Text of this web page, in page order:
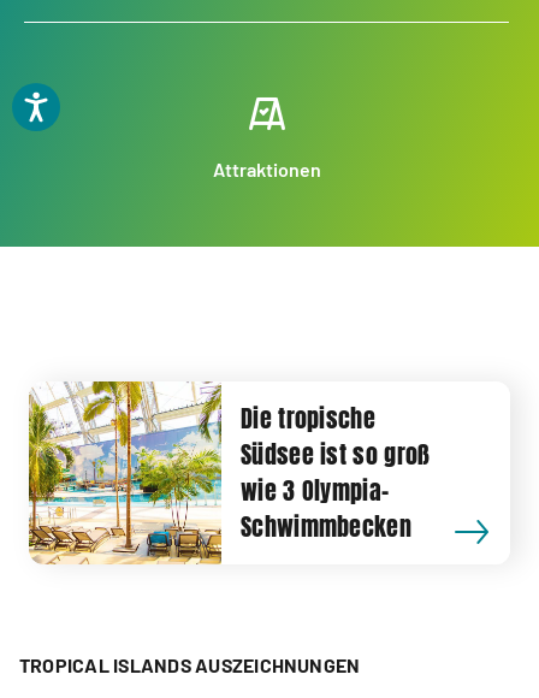
Attraktionen
Die tropische
Südsee ist so groß
wie 3 Olympia-
Schwimmbecken
TROPICAL ISLANDS AUSZEICHNUNGEN